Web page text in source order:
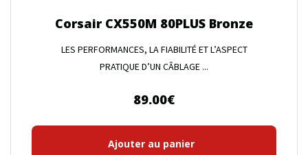
Corsair CX550M 80PLUS Bronze
LES PERFORMANCES, LA FIABILITÉ ET L’ASPECT
PRATIQUE D’UN CÂBLAGE ...
89.00€
Ajouter au panier